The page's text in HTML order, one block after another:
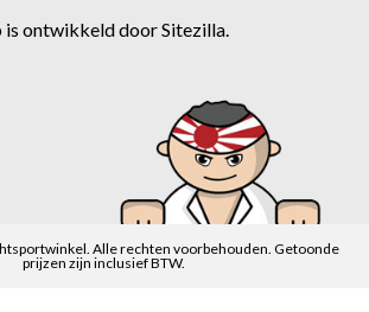
is ontwikkeld doorSitezilla
Alle rechten voorbehouden. Getoonde
prijzen zijn inclusief BTW.